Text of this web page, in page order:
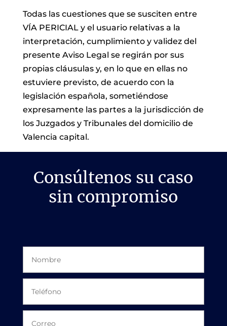
Todas las cuestiones que se susciten entre
VÍA PERICIAL y el usuario relativas a la
interpretación, cumplimiento y validez del
presente Aviso Legal se regirán por sus
propias cláusulas y, en lo que en ellas no
estuviere previsto, de acuerdo con la
legislación española, sometiéndose
expresamente las partes a la jurisdicción de
los Juzgados y Tribunales del domicilio de
Valencia capital.
Consúltenos su caso
sin compromiso